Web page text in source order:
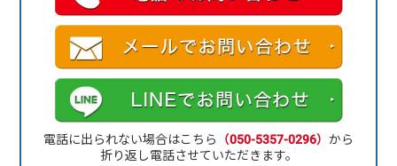
電話に出られない場合はこちら （050-5357-0296） から
折り返し電話させていただきます。